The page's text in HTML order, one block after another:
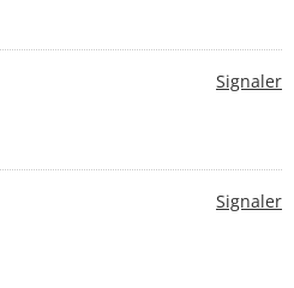
Signaler
Signaler